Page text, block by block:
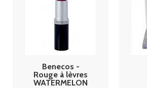
Benecos -
Rouge à lèvres
WATERMELON